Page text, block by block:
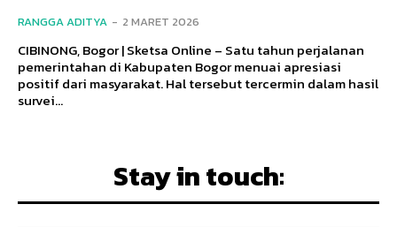
RANGGA ADITYA - 2 MARET 2026
CIBINONG, Bogor | Sketsa Online – Satu tahun perjalanan
pemerintahan di Kabupaten Bogor menuai apresiasi
positif dari masyarakat. Hal tersebut tercermin dalam hasil
survei...
Stay in touch: